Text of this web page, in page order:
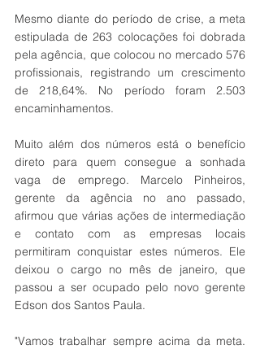
Mesmo diante do período de crise, a meta
estipulada de 263 colocações foi dobrada
pela agência, que colocou no mercado 576
profissionais, registrando um crescimento
de 218,64%. No período foram 2.503
encaminhamentos.
Muito além dos números está o benefício
direto para quem consegue a sonhada
vaga de emprego. Marcelo Pinheiros,
gerente da agência no ano passado,
afirmou que várias ações de intermediação
e contato com as empresas locais
permitiram conquistar estes números. Ele
deixou o cargo no mês de janeiro, que
passou a ser ocupado pelo novo gerente
Edson dos Santos Paula.
"Vamos trabalhar sempre acima da meta.